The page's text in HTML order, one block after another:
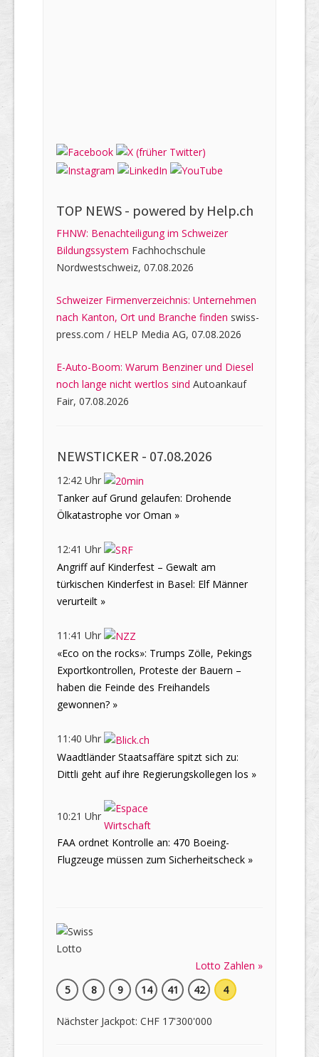
TOP NEWS - powered by Help.ch
FHNW: Benachteiligung im Schweizer
Bildungssystem Fachhochschule
Nordwestschweiz, 07.08.2026
Schweizer Firmenverzeichnis: Unternehmen
nach Kanton, Ort und Branche finden swiss-
press.com / HELP Media AG, 07.08.2026
E-Auto-Boom: Warum Benziner und Diesel
noch lange nicht wertlos sind Autoankauf
Fair, 07.08.2026
NEWSTICKER - 07.08.2026
12:42 Uhr
Tanker auf Grund gelaufen: Drohende
Ölkatastrophe vor Oman »
12:41 Uhr
Angriff auf Kinderfest – Gewalt am
türkischen Kinderfest in Basel: Elf Männer
verurteilt »
11:41 Uhr
«Eco on the rocks»: Trumps Zölle, Pekings
Exportkontrollen, Proteste der Bauern –
haben die Feinde des Freihandels
gewonnen? »
11:40 Uhr
Waadtländer Staatsaffäre spitzt sich zu:
Dittli geht auf ihre Regierungskollegen los »
10:21 Uhr
FAA ordnet Kontrolle an: 470 Boeing-
Flugzeuge müssen zum Sicherheitscheck »
Lotto Zahlen »
5
8 9 14 41 42 4
Nächster Jackpot: CHF 17'300'000